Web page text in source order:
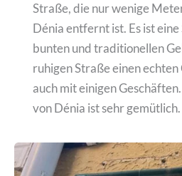
Straße, die nur wenige
Dénia entfernt ist. Es ist
bunten und traditionellen
ruhigen Straße einen
auch mit einigen
von Dénia ist sehr